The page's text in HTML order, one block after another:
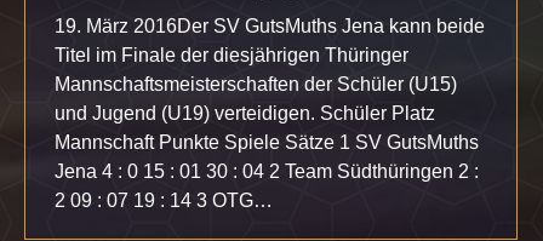
19. März 2016Der SV GutsMuths Jena kann beide
Titel im Finale der diesjährigen Thüringer
Mannschaftsmeisterschaften der Schüler (U15)
und Jugend (U19) verteidigen. Schüler Platz
Mannschaft Punkte Spiele Sätze 1 SV GutsMuths
Jena 4 : 0 15 : 01 30 : 04 2 Team Südthüringen 2 :
2 09 : 07 19 : 14 3 OTG…